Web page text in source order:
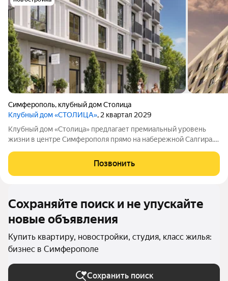
Симферополь, клубный дом Столица
Клубный дом «СТОЛИЦА», 2 квартал 2029
Клубный дом «Столица» предлагает премиальный уровень
жизни в центре Симферополя прямо на набережной Салгира.
особый образ жизни и соответствующее окружение.
Девелопер «ИнтерСтрой» представил в
Позвонить
Сохраняйте поиск и не упускайте
новые объявления
Купить квартиру, новостройки, студия, класс жилья:
бизнес в Симферополе
Сохранить поиск